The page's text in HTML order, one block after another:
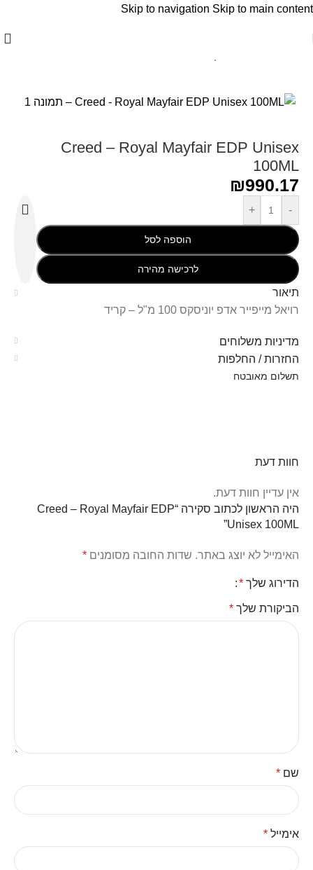
Skip to navigation Skip to main content
Creed – Royal Mayfair EDP Unisex
100ML
₪990.17
-
+
הוספה לסל
לרכישה מהירה
תיאור
רויאל מייפייר אדפ יוניסקס 100 מ"ל – קריד
מדיניות משלוחים
החזרות / החלפות
תשלום מאובטח
חוות דעת
אין עדיין חוות דעת.
היה הראשון לכתוב סקירה “Creed – Royal Mayfair EDP
Unisex 100ML”
האימייל לא יוצג באתר. שדות החובה מסומנים *
הדירוג שלך *
הביקורת שלך *
שם *
אימייל *